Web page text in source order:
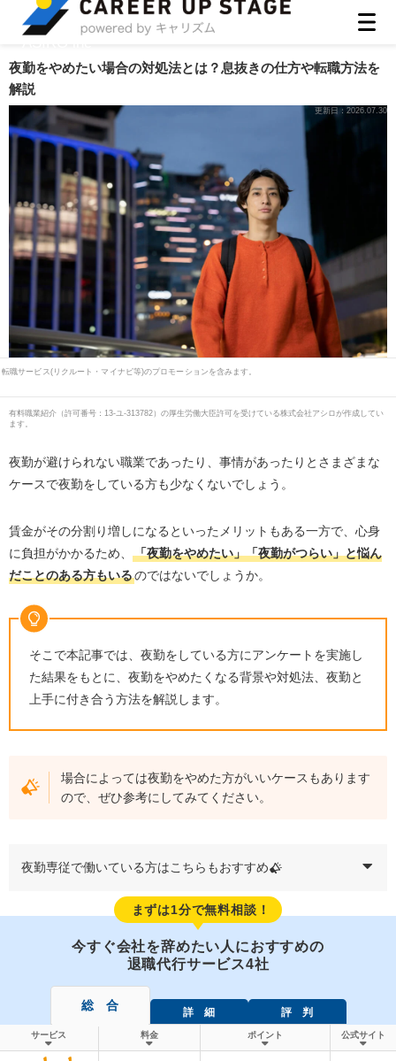
夜勤をやめたい場合の対処法とは？息抜きの仕方や転職方法を
解説
更新日：2026.07.30
転職サービス(リクルート・マイナビ等)のプロモーションを含みます。
有料職業紹介（許可番号：13-ユ-313782）の厚生労働大臣許可を受けている株式会社アシロが作成してい
ます。
夜勤が避けられない職業であったり、事情があったりとさまざまな
ケースで夜勤をしている方も少なくないでしょう。
賃金がその分割り増しになるといったメリットもある一方で、心身
に負担がかかるため、
「夜勤をやめたい」「夜勤がつらい」と悩ん
だことのある方もいるのではないでしょうか。
そこで本記事では、夜勤をしている方にアンケートを実施し
た結果をもとに、夜勤をやめたくなる背景や対処法、夜勤と
上手に付き合う方法を解説します。
場合によっては夜勤をやめた方がいいケースもあります
ので、ぜひ参考にしてみてください。
夜勤専従で働いている方はこちらもおすすめ
まずは1分で無料相談！
今すぐ会社を辞めたい人におすすめの
退職代行サービス4社
総 合 詳 細 評 判
サービス 料金 ポイント 公式サイト